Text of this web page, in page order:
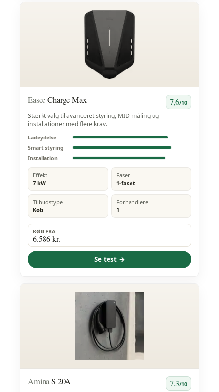
EaseeCharge Max 7,6/10
Stærkt valg til avanceret styring, MID-måling og
installationer med flere krav.
Ladeydelse
Smart styring
Installation
Effekt
7 kW
Faser
1-faset
Tilbudstype
Køb
Forhandlere
1
KØB FRA
6.586 kr.
Se test →
AminaS 20A 7,3/10